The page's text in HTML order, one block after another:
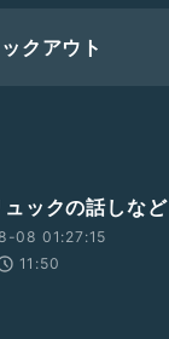
クアウト
ックの話しなど
08 01:27:15
11:50